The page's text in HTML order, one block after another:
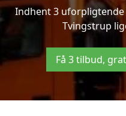
Indhent 3
Tvingstrup
Få 3 tilbud,